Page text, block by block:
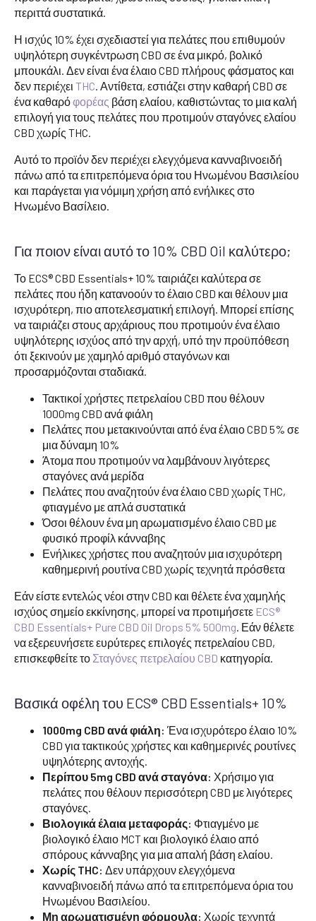
περιττά συστατικά.
Η ισχύς 10% έχει σχεδιαστεί για πελάτες που επιθυμούν
υψηλότερη συγκέντρωση CBD σε ένα μικρό, βολικό
μπουκάλι. Δεν είναι ένα έλαιο CBD πλήρους φάσματος και
δεν περιέχει THC. Αντίθετα, εστιάζει στην καθαρή CBD σε
ένα καθαρόφορέας βάση ελαίου, καθιστώντας το μια καλή
επιλογή για τους πελάτες που προτιμούν σταγόνες ελαίου
CBD χωρίς THC.
Αυτό το προϊόν δεν περιέχει ελεγχόμενα κανναβινοειδή
πάνω από τα επιτρεπόμενα όρια του Ηνωμένου Βασιλείου
και παράγεται για νόμιμη χρήση από ενήλικες στο
Ηνωμένο Βασίλειο.
Για ποιον είναι αυτό το 10% CBD Oil καλύτερο;
Το ECS® CBD Essentials+ 10% ταιριάζει καλύτερα σε
πελάτες που ήδη κατανοούν το έλαιο CBD και θέλουν μια
ισχυρότερη, πιο αποτελεσματική επιλογή. Μπορεί επίσης
να ταιριάζει στους αρχάριους που προτιμούν ένα έλαιο
υψηλότερης ισχύος από την αρχή, υπό την προϋπόθεση
ότι ξεκινούν με χαμηλό αριθμό σταγόνων και
προσαρμόζονται σταδιακά.
Τακτικοί χρήστες πετρελαίου CBD που θέλουν
1000mg CBD ανά φιάλη
Πελάτες που μετακινούνται από ένα έλαιο CBD 5% σε
μια δύναμη 10%
Άτομα που προτιμούν να λαμβάνουν λιγότερες
σταγόνες ανά μερίδα
Πελάτες που αναζητούν ένα έλαιο CBD χωρίς THC,
φτιαγμένο με απλά συστατικά
Όσοι θέλουν ένα μη αρωματισμένο έλαιο CBD με
φυσικό προφίλ κάνναβης
Ενήλικες χρήστες που αναζητούν μια ισχυρότερη
καθημερινή ρουτίνα CBD χωρίς τεχνητά πρόσθετα
Εάν είστε εντελώς νέοι στην CBD και θέλετε ένα χαμηλής
ισχύος σημείο εκκίνησης, μπορεί να προτιμήσετε ECS®
CBD Essentials+ Pure CBD Oil Drops 5% 500mg. Εάν θέλετε
να εξερευνήσετε ευρύτερες επιλογές πετρελαίου CBD,
επισκεφθείτε το Σταγόνες πετρελαίου CBD κατηγορία.
Βασικά οφέλη του ECS® CBD Essentials+ 10%
1000mg CBD ανά φιάλη: Ένα ισχυρότερο έλαιο 10%
CBD για τακτικούς χρήστες και καθημερινές ρουτίνες
υψηλότερης αντοχής.
Περίπου 5mg CBD ανά σταγόνα: Χρήσιμο για
πελάτες που θέλουν περισσότερη CBD με λιγότερες
σταγόνες.
Βιολογικά έλαια μεταφοράς: Φτιαγμένο με
βιολογικό έλαιο MCT και βιολογικό έλαιο από
σπόρους κάνναβης για μια απαλή βάση ελαίου.
Χωρίς THC: Δεν υπάρχουν ελεγχόμενα
κανναβινοειδή πάνω από τα επιτρεπόμενα όρια του
Ηνωμένου Βασιλείου.
Μη αρωματισμένη φόρμουλα: Χωρίς τεχνητά